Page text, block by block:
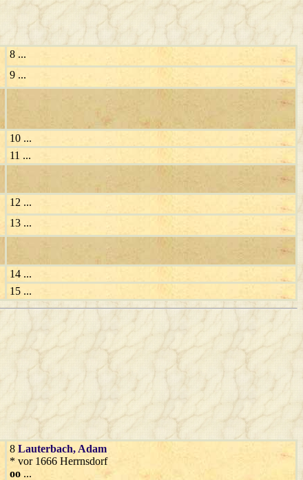
8 ...
9 ...
10 ...
11 ...
12 ...
13 ...
14 ...
15 ...
8 Lauterbach, Adam
* vor 1666 Herrnsdorf
oo ...